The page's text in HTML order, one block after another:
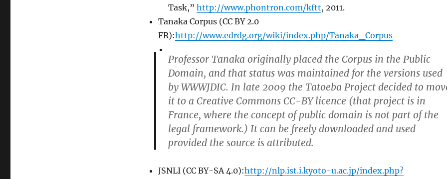
Task,” http://www.phontron.com/kftt, 2011.
Tanaka Corpus (CC BY 2.0
FR):http://www.edrdg.org/wiki/index.php/Tanaka_Corpus
Professor Tanaka originally placed the Corpus in the Public
Domain, and that status was maintained for the versions used
by WWWJDIC. In late 2009 the Tatoeba Project decided to
it to a Creative Commons CC-BY licence (that project is in
France, where the concept of public domain is not part of the
legal framework.) It can be freely downloaded and used
provided the source is attributed.
JSNLI (CC BY-SA 4.0):http://nlp.ist.i.kyoto-u.ac.jp/index.php?